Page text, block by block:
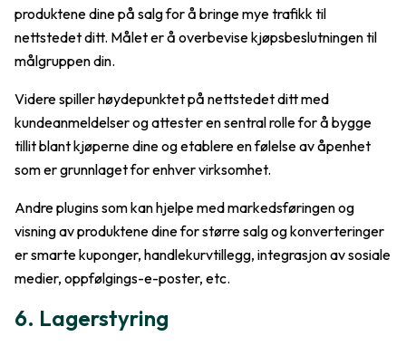
produktene dine på salg for å bringe mye trafikk til
nettstedet ditt. Målet er å overbevise kjøpsbeslutningen til
målgruppen din.
Videre spiller høydepunktet på nettstedet ditt med
kundeanmeldelser og attester en sentral rolle for å bygge
tillit blant kjøperne dine og etablere en følelse av åpenhet
som er grunnlaget for enhver virksomhet.
Andre plugins som kan hjelpe med markedsføringen og
visning av produktene dine for større salg og konverteringer
er smarte kuponger, handlekurvtillegg, integrasjon av sosiale
medier, oppfølgings-e-poster, etc.
6. Lagerstyring